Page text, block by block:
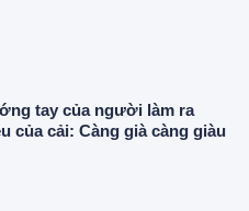
tay của người làm ra
của cải: Càng già càng giàu